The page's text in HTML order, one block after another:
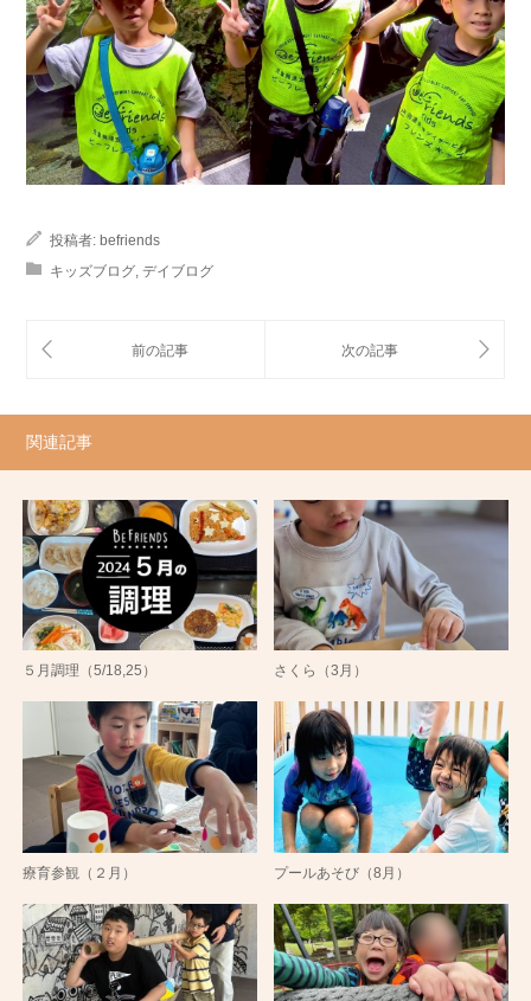
投稿者: befriends
キッズブログ, デイブログ
関連記事
５月調理（5/18,25） さくら（3月）
療育参観（２月） プールあそび（8月）